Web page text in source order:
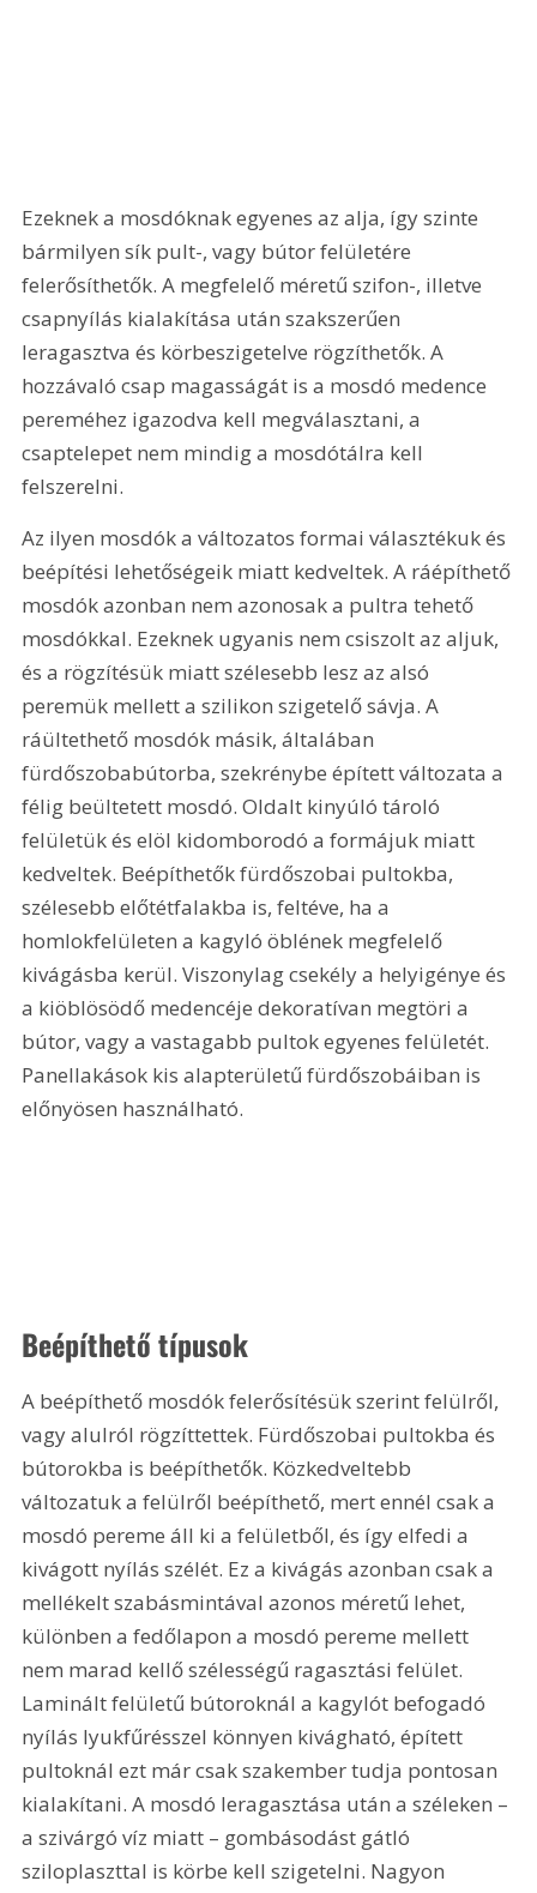
Ezeknek a mosdóknak egyenes az alja, így szinte
bármilyen sík pult-, vagy bútor felületére
felerősíthetők. A megfelelő méretű szifon-, illetve
csapnyílás kialakítása után szakszerűen
leragasztva és körbeszigetelve rögzíthetők. A
hozzávaló csap magasságát is a mosdó medence
pereméhez igazodva kell megválasztani, a
csaptelepet nem mindig a mosdótálra kell
felszerelni.
Az ilyen mosdók a változatos formai választékuk és
beépítési lehetőségeik miatt kedveltek. A ráépíthető
mosdók azonban nem azonosak a pultra tehető
mosdókkal. Ezeknek ugyanis nem csiszolt az aljuk,
és a rögzítésük miatt szélesebb lesz az alsó
peremük mellett a szilikon szigetelő sávja. A
ráültethető mosdók másik, általában
fürdőszobabútorba, szekrénybe épített változata a
félig beültetett mosdó. Oldalt kinyúló tároló
felületük és elöl kidomborodó a formájuk miatt
kedveltek. Beépíthetők fürdőszobai pultokba,
szélesebb előtétfalakba is, feltéve, ha a
homlokfelületen a kagyló öblének megfelelő
kivágásba kerül. Viszonylag csekély a helyigénye és
a kiöblösödő medencéje dekoratívan megtöri a
bútor, vagy a vastagabb pultok egyenes felületét.
Panellakások kis alapterületű fürdőszobáiban is
előnyösen használható.
Beépíthető típusok
A beépíthető mosdók felerősítésük szerint felülről,
vagy alulról rögzíttettek. Fürdőszobai pultokba és
bútorokba is beépíthetők. Közkedveltebb
változatuk a felülről beépíthető, mert ennél csak a
mosdó pereme áll ki a felületből, és így elfedi a
kivágott nyílás szélét. Ez a kivágás azonban csak a
mellékelt szabásmintával azonos méretű lehet,
különben a fedőlapon a mosdó pereme mellett
nem marad kellő szélességű ragasztási felület.
Laminált felületű bútoroknál a kagylót befogadó
nyílás lyukfűrésszel könnyen kivágható, épített
pultoknál ezt már csak szakember tudja pontosan
kialakítani. A mosdó leragasztása után a széleken –
a szivárgó víz miatt – gombásodást gátló
sziloplaszttal is körbe kell szigetelni. Nagyon